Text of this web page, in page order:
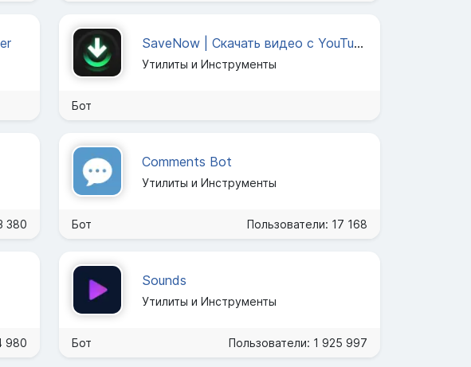
SaveNow | Скачать видео с YouTube
Утилиты и Инструменты
Бот
380
Comments Bot
Утилиты и Инструменты
Бот Пользователи: 17 168
980
Sounds
Утилиты и Инструменты
Бот Пользователи: 1 925 997